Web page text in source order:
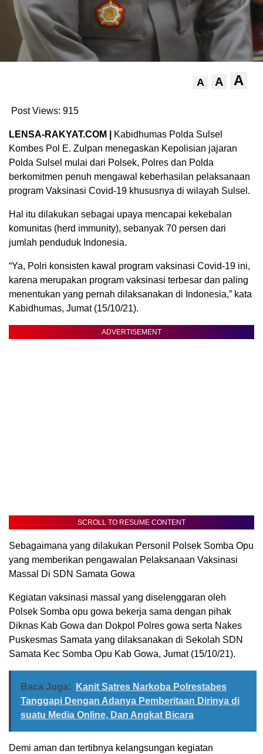
A A A
Post Views: 915
LENSA-RAKYAT.COM |
Kabidhumas Polda Sulsel
Kombes Pol E. Zulpan menegaskan Kepolisian jajaran
Polda Sulsel mulai dari Polsek, Polres dan Polda
berkomitmen penuh mengawal keberhasilan pelaksanaan
program Vaksinasi Covid-19 khususnya di wilayah Sulsel.
Hal itu dilakukan sebagai upaya mencapai kekebalan
komunitas (herd immunity), sebanyak 70 persen dari
jumlah penduduk Indonesia.
“Ya, Polri konsisten kawal program vaksinasi Covid-19 ini,
karena merupakan program vaksinasi terbesar dan paling
menentukan yang pernah dilaksanakan di Indonesia,” kata
Kabidhumas, Jumat (15/10/21).
ADVERTISEMENT
SCROLL TO RESUME CONTENT
Sebagaimana yang dilakukan Personil Polsek Somba Opu
yang memberikan pengawalan Pelaksanaan Vaksinasi
Massal Di SDN Samata Gowa
Kegiatan vaksinasi massal yang diselenggaran oleh
Polsek Somba opu gowa bekerja sama dengan pihak
Diknas Kab Gowa dan Dokpol Polres gowa serta Nakes
Puskesmas Samata yang dilaksanakan di Sekolah SDN
Samata Kec Somba Opu Kab Gowa, Jumat (15/10/21).
Baca Juga:
Kanit Satres Narkoba Polrestabes
Tanggapi Dengan Adanya Pemberitaan Dirinya di
suatu Media Online, Dan Angkat Bicara
Demi aman dan tertibnya kelangsungan kegiatan